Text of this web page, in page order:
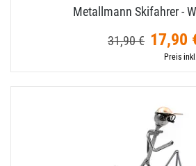
Metallmann Skifahrer -
31,90 € 17,90
Preis